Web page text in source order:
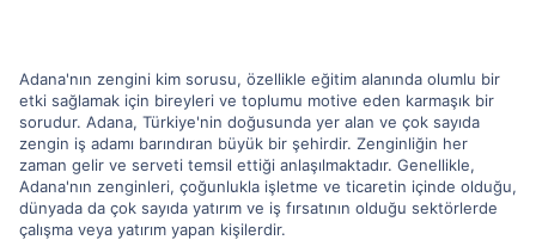
Adana'nın zengini kim sorusu, özellikle eğitim alanında olumlu bir
etki sağlamak için bireyleri ve toplumu motive eden karmaşık bir
sorudur. Adana, Türkiye'nin doğusunda yer alan ve çok sayıda
zengin iş adamı barındıran büyük bir şehirdir. Zenginliğin her
zaman gelir ve serveti temsil ettiği anlaşılmaktadır. Genellikle,
Adana'nın zenginleri, çoğunlukla işletme ve ticaretin içinde olduğu,
dünyada da çok sayıda yatırım ve iş fırsatının olduğu sektörlerde
çalışma veya yatırım yapan kişilerdir.